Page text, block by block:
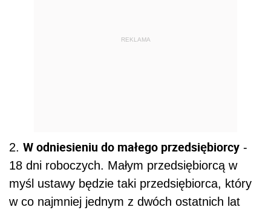
REKLAMA
2. W odniesieniu do małego przedsiębiorcy -
18 dni roboczych. Małym przedsiębiorcą w
myśl ustawy będzie taki przedsiębiorca, który
w co najmniej jednym z dwóch ostatnich lat